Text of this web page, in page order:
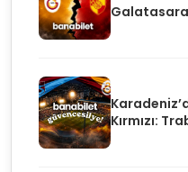
Kırmızı: